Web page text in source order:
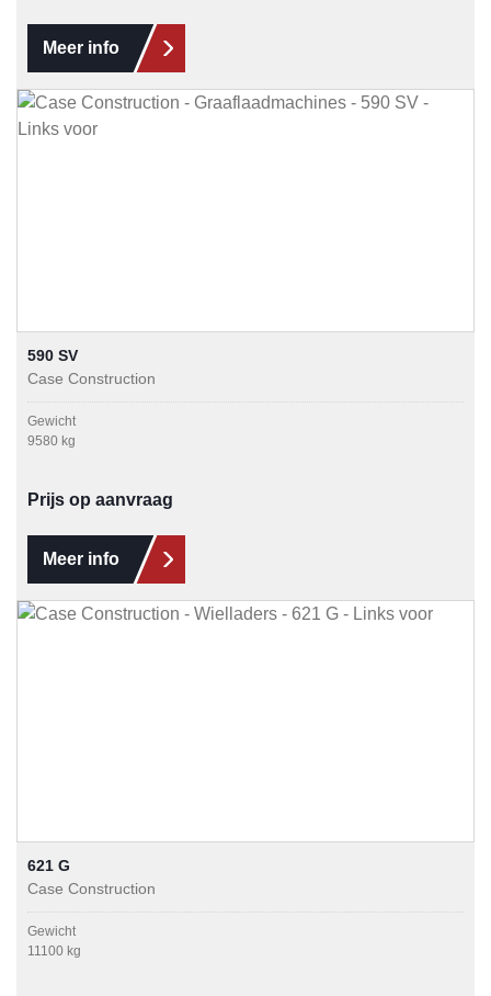
Meer info
590 SV
Case Construction
Gewicht
9580 kg
Prijs op aanvraag
Meer info
621 G
Case Construction
Gewicht
11100 kg